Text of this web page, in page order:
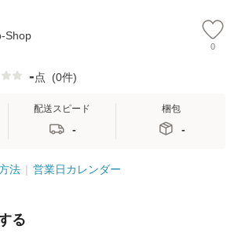
Shop
0
-点 (0件)
配送スピード
-
梱包
-
法 営業日カレンダー
る